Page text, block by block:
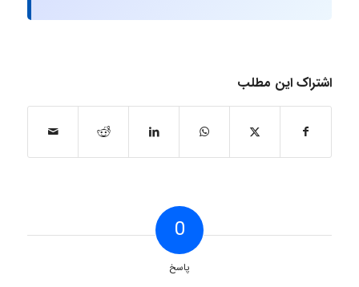
اشتراک این مطلب
0
پاسخ